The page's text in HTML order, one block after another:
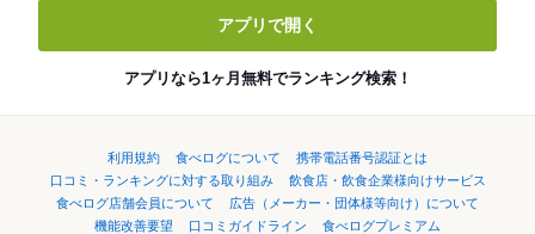
アプリで開く
アプリなら1ヶ月無料でランキング検索！
利用規約 食べログについて
携帯電話番号認証とは
口コミ・ランキングに対する取り組み
飲食店・飲食企業様向けサービス
食べログ店舗会員について
広告（メーカー・団体様等向け）について
機能改善要望
口コミガイドライン
食べログプレミアム